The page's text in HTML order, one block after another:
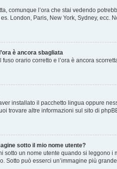
comunque l’ora che stai vedendo
London, Paris, New York, Sydney, ecc.
è ancora sbagliata
orario corretto e l’ora è ancora
installato il pacchetto lingua oppure
trovare altre informazioni sul sito di
sotto il mio nome utente?
sotto un nome utente quando si leggono
Sotto può esserci un’immagine più